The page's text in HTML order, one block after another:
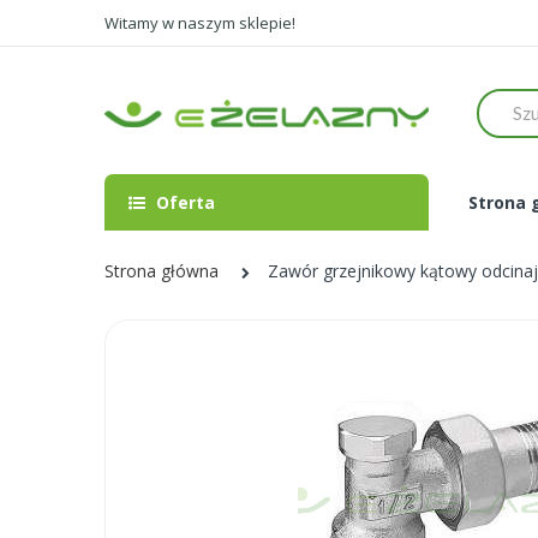
Witamy w naszym sklepie!
Szukaj
Oferta Strona
Strona główna Zawór grzejnikowy kątowy